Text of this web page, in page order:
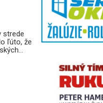
strede
ľúto, že